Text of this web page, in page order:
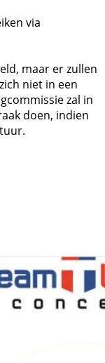
via
maar er zullen
niet in een
zal in
doen, indien